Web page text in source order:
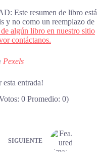
Este resumen de libro está
y no como un reemplazo de
algún libro en nuestro sitio
contáctanos.
Pexels
esta entrada!
0Promedio: 0)
SIGUIENTE